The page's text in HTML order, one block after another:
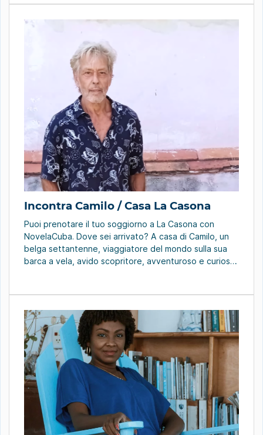
me, essendo stato cresciuto da […]
Incontra Camilo / Casa La Casona
Puoi prenotare il tuo soggiorno a La Casona con
NovelaCuba. Dove sei arrivato? A casa di Camilo, un
belga settantenne, viaggiatore del mondo sulla sua
barca a vela, avido scopritore, avventuroso e curioso
Cuba gli appariva come […]